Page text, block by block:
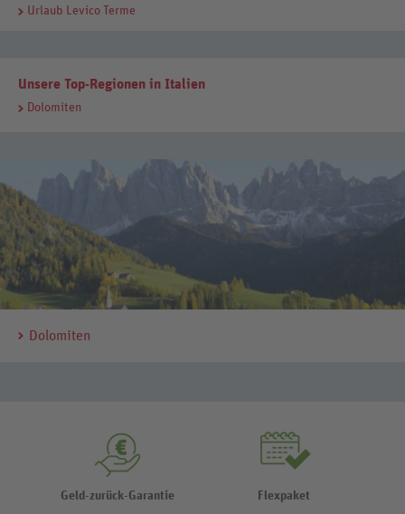
Urlaub Levico Terme
Unsere Top-Regionen in Italien
Dolomiten
Dolomiten
Geld-zurück-Garantie Flexpaket